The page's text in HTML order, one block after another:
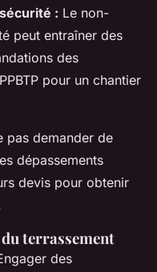
: Le non-
peut entraîner des
des
pour un chantier
pas demander de
dépassements
devis pour obtenir
terrassement
des